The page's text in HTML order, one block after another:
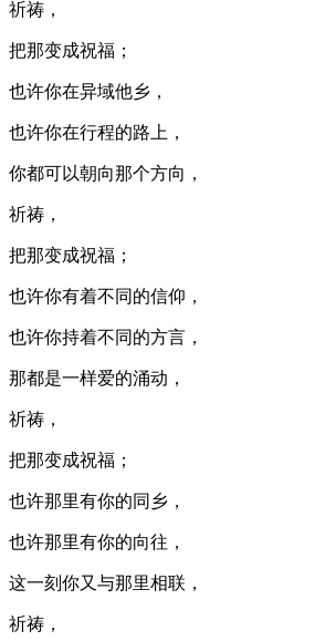
祈祷，
把那变成祝福；
也许你在异域他乡，
也许你在行程的路上，
你都可以朝向那个方向，
祈祷，
把那变成祝福；
也许你有着不同的信仰，
也许你持着不同的方言，
那都是一样爱的涌动，
祈祷，
把那变成祝福；
也许那里有你的同乡，
也许那里有你的向往，
这一刻你又与那里相联，
祈祷，